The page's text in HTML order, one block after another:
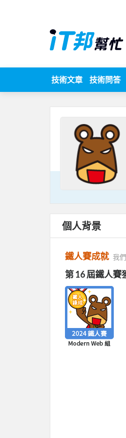
技術文章 技術問答
個人背景
鐵人賽成就 我
第 16 屆鐵人賽